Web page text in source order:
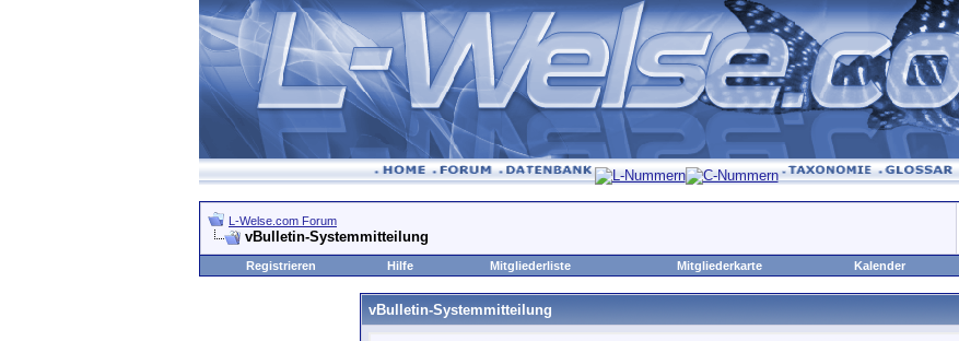
L-Welse.com Forum
vBulletin-Systemmitteilung
Registrieren
Hilfe Mitgliederliste Mitgliederkarte Kalender
vBulletin-Systemmitteilung